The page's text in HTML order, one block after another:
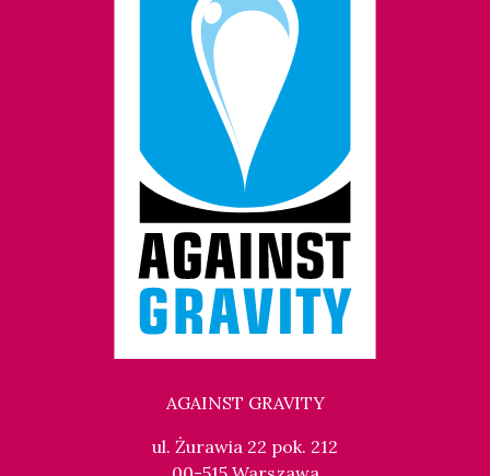
AGAINST GRAVITY
ul. Żurawia 22 pok. 212